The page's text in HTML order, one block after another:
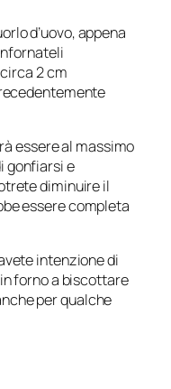
d’uovo, appena
2 cm
essere al massimo
gonfiarsi e
diminuire il
essere completa
intenzione di
forno a biscottare
per qualche